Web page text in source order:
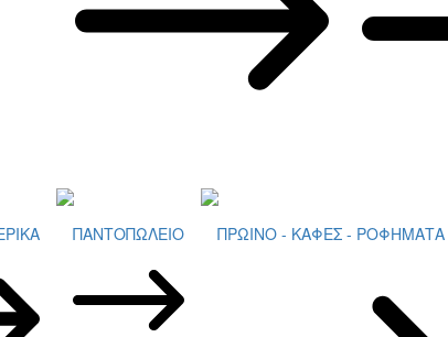
ΠΑΝΤΟΠΩΛΕΙΟ ΠΡΩΙΝΟ - ΚΑΦΕΣ - ΡΟΦΗΜΑΤΑ